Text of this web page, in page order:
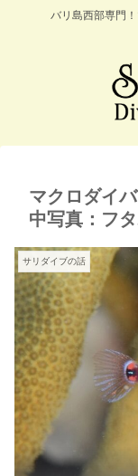
バリ島西部専門
マクロダイ
中写真：フ
サリダイブの話